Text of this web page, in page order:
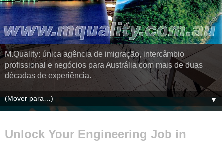
M.Quality: única agência de imigração, intercâmbio
profissional e negócios para Austrália com mais de duas
décadas de experiência.
▼
Unlock Your Engineering Job in